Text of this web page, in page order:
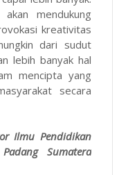
mendukung
kreativitas
dari sudut
lebih banyak hal
mencipta yang
secara
Ilmu Pendidikan
Sumatera